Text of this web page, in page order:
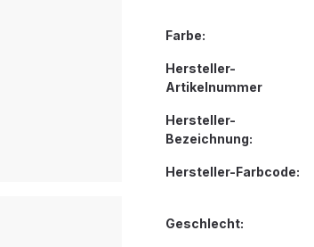
Farbe:
Hersteller-
Artikelnummer
Hersteller-
Bezeichnung:
Hersteller-Farbcode:
Geschlecht: